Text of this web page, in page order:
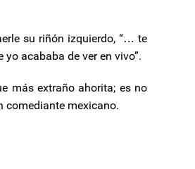
su riñón izquierdo, “… te
acababa de ver en vivo”.
más extraño ahorita; es no
comediante mexicano.